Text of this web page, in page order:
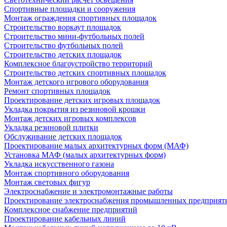
Спортивные площадки и сооружения
Монтаж ограждения спортивных площадок
Строительство воркаут площадок
Строительство мини-футбольных полей
Строительство футбольных полей
Строительство детских площадок
Комплексное благоустройство территорий
Строительство детских спортивных площадок
Монтаж детского игрового оборудования
Ремонт спортивных площадок
Проектирование детских игровых площадок
Укладка покрытия из резиновой крошки
Монтаж детских игровых комплексов
Укладка резиновой плитки
Обслуживание детских площадок
Проектирование малых архитектурных форм (МАФ)
Установка МАФ (малых архитектурных форм)
Укладка искусственного газона
Монтаж спортивного оборудования
Монтаж световых фигур
Электроснабжение и электромонтажные работы
Проектирование электроснабжения промышленных
Комплексное снабжение предприятий
Проектирование кабельных линий